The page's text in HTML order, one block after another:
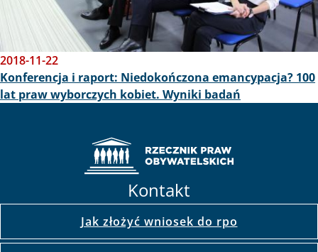
2018-11-22
Konferencja i raport: Niedokończona emancypacja? 100
lat praw wyborczych kobiet. Wyniki badań
Kontakt
Jak złożyć wniosek do rpo